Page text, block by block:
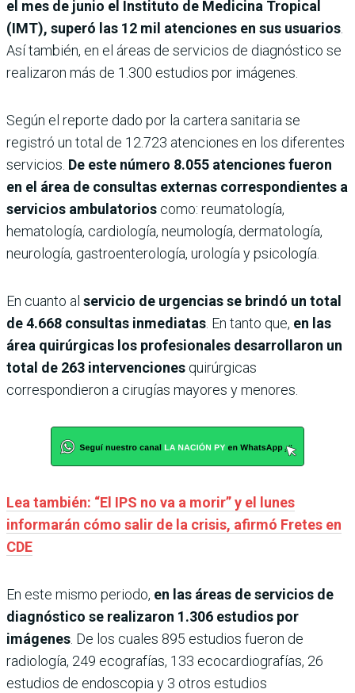
el mes de junio el Instituto de Medicina Tropical
(IMT), superó las 12 mil atenciones en sus usuarios
Así también, en el áreas de servicios de diagnóstico se
realizaron más de 1.300 estudios por imágenes.
Según el reporte dado por la cartera sanitaria se
registró un total de 12.723 atenciones en los diferentes
servicios. De este número 8.055 atenciones fueron
en el área de consultas externas correspondientes a
servicios ambulatorios como: reumatología,
hematología, cardiología, neumología, dermatología,
neurología, gastroenterología, urología y psicología.
En cuanto al servicio de urgencias se brindó un total
de 4.668 consultas inmediatas . En tanto que, en las
área quirúrgicas los profesionales desarrollaron un
total de 263 intervenciones quirúrgicas
correspondieron a cirugías mayores y menores.
Lea también: “El IPS no va a morir” y el lunes
informarán cómo salir de la crisis, afirmó Fretes en
CDE
En este mismo periodo, en las áreas de servicios de
diagnóstico se realizaron 1.306 estudios por
imágenes . De los cuales 895 estudios fueron de
radiología, 249 ecografías, 133 ecocardiografías, 26
estudios de endoscopia y 3 otros estudios